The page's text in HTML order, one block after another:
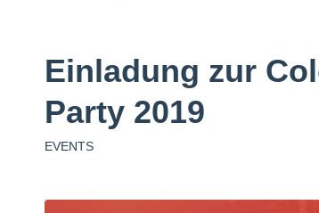
Einladung zur
Party 2019
EVENTS